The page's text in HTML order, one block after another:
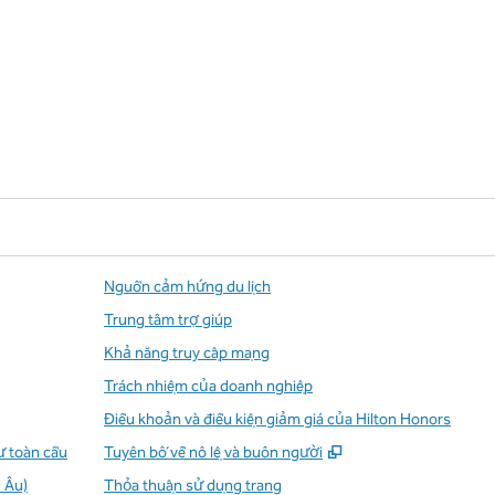
toàn cầu
Nguồn cảm hứng du lịch
Trung tâm trợ giúp
Khả năng truy cập mạng
Trách nhiệm của doanh nghiệp
Điều khoản và điều kiện giảm giá của Hilton Honors
Tuyên bố về nô lệ và buôn người
,
Thỏa thuận sử dụng trang